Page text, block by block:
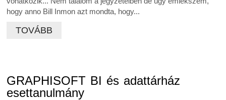
hogy anno Bill Inmon azt mondta, hogy...
TOVÁBB
GRAPHISOFT BI és adattárház
esettanulmány